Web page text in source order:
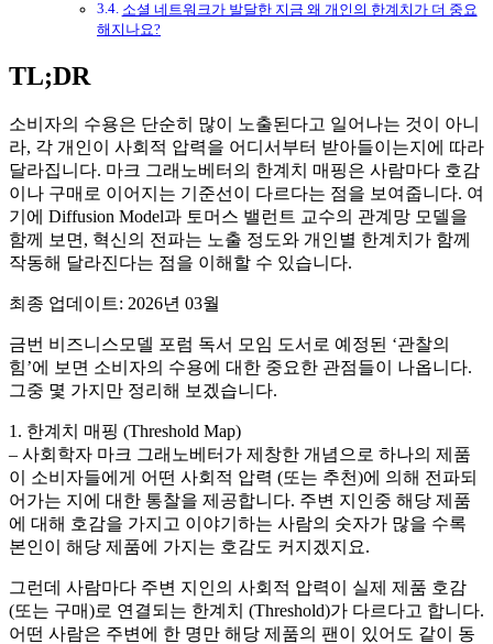
소셜 네트워크가 발달한 지금 왜 개인의 한계치가 더 중요
해지나요?
TL;DR
소비자의 수용은 단순히 많이 노출된다고 일어나는 것이 아니
라, 각 개인이 사회적 압력을 어디서부터 받아들이는지에 따라
달라집니다. 마크 그래노베터의 한계치 매핑은 사람마다 호감
이나 구매로 이어지는 기준선이 다르다는 점을 보여줍니다. 여
기에 Diffusion Model과 토머스 밸런트 교수의 관계망 모델을
함께 보면, 혁신의 전파는 노출 정도와 개인별 한계치가 함께
작동해 달라진다는 점을 이해할 수 있습니다.
최종 업데이트: 2026년 03월
금번 비즈니스모델 포럼 독서 모임 도서로 예정된 ‘관찰의
힘’에 보면 소비자의 수용에 대한 중요한 관점들이 나옵니다.
그중 몇 가지만 정리해 보겠습니다.
1. 한계치 매핑 (Threshold Map)
– 사회학자 마크 그래노베터가 제창한 개념으로 하나의 제품
이 소비자들에게 어떤 사회적 압력 (또는 추천)에 의해 전파되
어가는 지에 대한 통찰을 제공합니다. 주변 지인중 해당 제품
에 대해 호감을 가지고 이야기하는 사람의 숫자가 많을 수록
본인이 해당 제품에 가지는 호감도 커지겠지요.
그런데 사람마다 주변 지인의 사회적 압력이 실제 제품 호감
(또는 구매)로 연결되는 한계치 (Threshold)가 다르다고 합니다.
어떤 사람은 주변에 한 명만 해당 제품의 팬이 있어도 같이 동